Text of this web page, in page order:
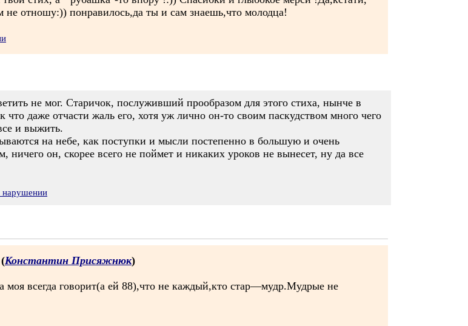
отношу:)) понравилось,да ты и сам знаешь,что молодца!
не мог. Старичок, послуживший прообразом для этого стиха, нынче в
даже отчасти жаль его, хотя уж лично он-то своим паскудством много чего
и выжить.
на небе, как поступки и мысли постепенно в большую и очень
ничего он, скорее всего не поймет и никаких уроков не вынесет, ну да все
нарушении
Константин Присяжнюк)
всегда говорит(а ей 88),что не каждый,кто стар—мудр.Мудрые не